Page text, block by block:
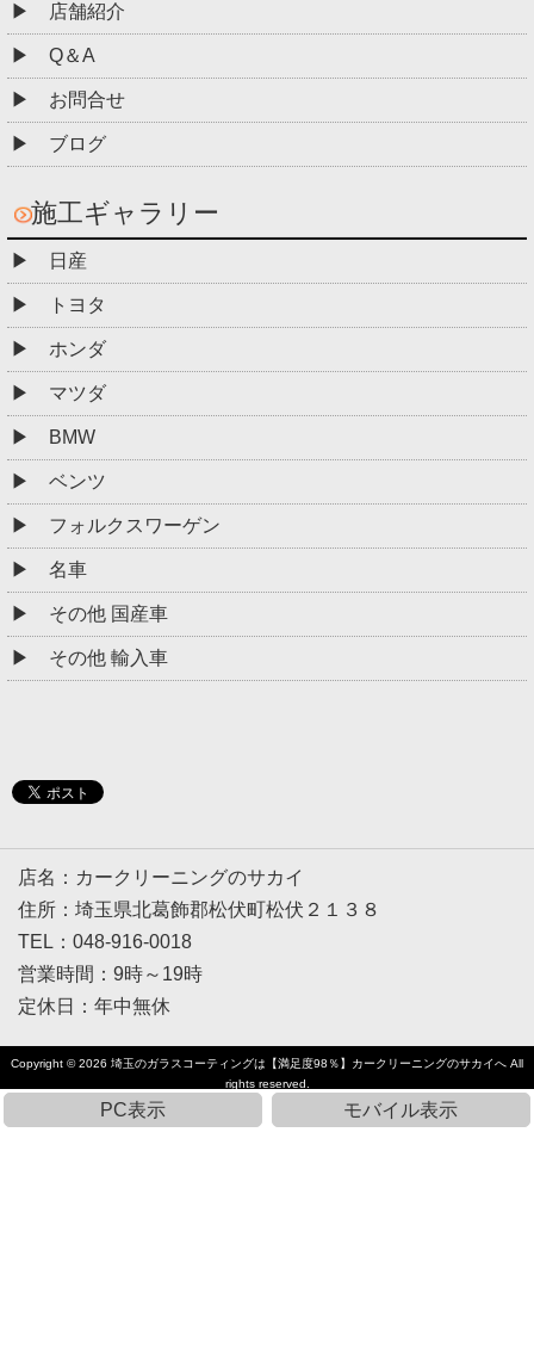
店舗紹介
Q＆A
お問合せ
ブログ
施工ギャラリー
日産
トヨタ
ホンダ
マツダ
BMW
ベンツ
フォルクスワーゲン
名車
その他 国産車
その他 輸入車
店名：カークリーニングのサカイ
住所：埼玉県北葛飾郡松伏町松伏２１３８
TEL：048-916-0018
営業時間：9時～19時
定休日：年中無休
Copyright © 2026 埼玉のガラスコーティングは【満足度98％】カークリーニングのサカイへ All
rights reserved.
PC表示 モバイル表示